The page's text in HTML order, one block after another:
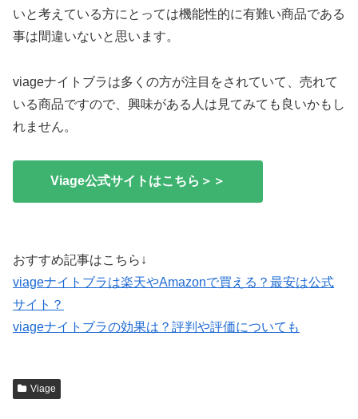
いと考えている方にとっては機能性的に有難い商品である
事は間違いないと思います。
viageナイトブラは多くの方が注目をされていて、売れて
いる商品ですので、興味がある人は見てみても良いかもし
れません。
Viage公式サイトはこちら＞＞
おすすめ記事はこちら↓
viageナイトブラは楽天やAmazonで買える？最安は公式
サイト？
viageナイトブラの効果は？評判や評価についても
Viage